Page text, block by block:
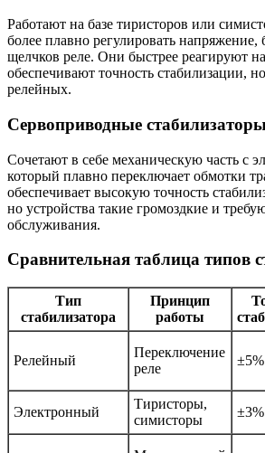
Работают на базе тиристоров или
более плавно регулировать напряжение,
щелчков реле. Они быстрее реагируют
обеспечивают точность стабилизации,
релейных.
Сервоприводные
Сочетают в себе механическую часть с
который плавно переключает обмотки
обеспечивает высокую точность
но устройства такие громоздкие и
обслуживания.
Сравнительная таблица типов
Тип
стабилизатора
Принцип
работы
Релейный
Переключение
реле
±5%
Электронный
Тиристоры,
симисторы
±3%